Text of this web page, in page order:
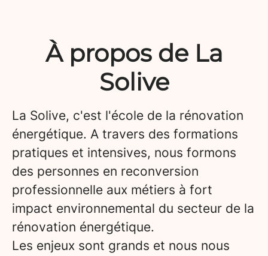
À propos de La
Solive
La Solive, c'est l'école de la rénovation
énergétique. A travers des formations
pratiques et intensives, nous formons
des personnes en reconversion
professionnelle aux métiers à fort
impact environnemental du secteur de la
rénovation énergétique.
Les enjeux sont grands et nous nous